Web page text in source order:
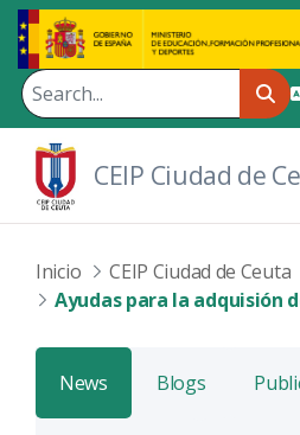
Skip to Main Content
CEIP Ciudad de
Inicio CEIP Ciudad de Ceuta
News Blogs